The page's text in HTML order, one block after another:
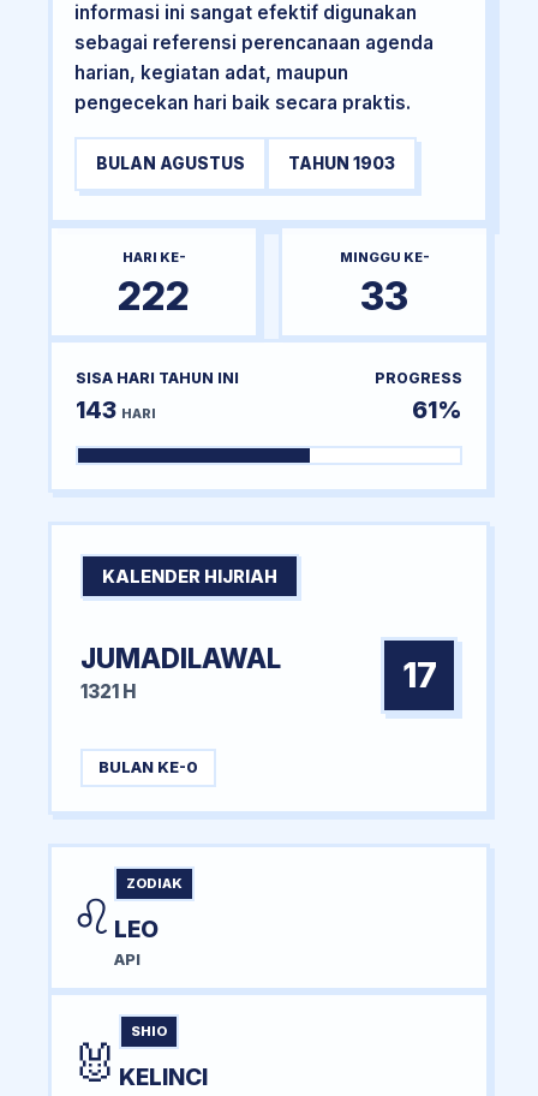
informasi ini sangat efektif digunakan
sebagai referensi perencanaan agenda
harian, kegiatan adat, maupun
pengecekan hari baik secara praktis.
BULAN AGUSTUS TAHUN 1903
HARI KE-
222
MINGGU KE-
33
SISA HARI TAHUN INI
143 HARI
PROGRESS
61%
KALENDER HIJRIAH
JUMADILAWAL
1321 H 17
BULAN KE-0
♌
ZODIAK
LEO
API
🐰
SHIO
KELINCI